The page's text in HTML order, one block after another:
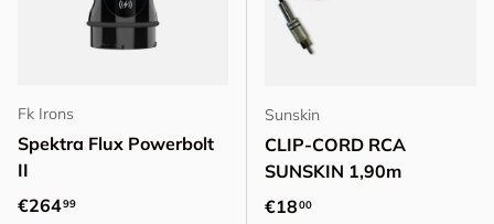
Fk Irons
Spektra Flux Powerbolt
II
Prix habituel
€26499
Sunskin
CLIP-CORD RCA
SUNSKIN 1,90m
Prix habituel
€1800